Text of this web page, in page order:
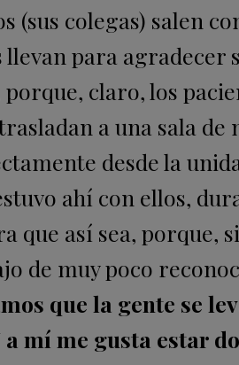
(sus colegas) salen
para agradecer
porque, claro, los
a una sala
desde la
ahí con ellos,
que así sea, porque,
de muy poco
que la gente se
mí me gusta estar